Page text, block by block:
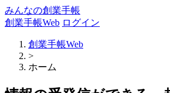
みんなの創業手帳
創業手帳Web ログイン
創業手帳Web
>
ホーム